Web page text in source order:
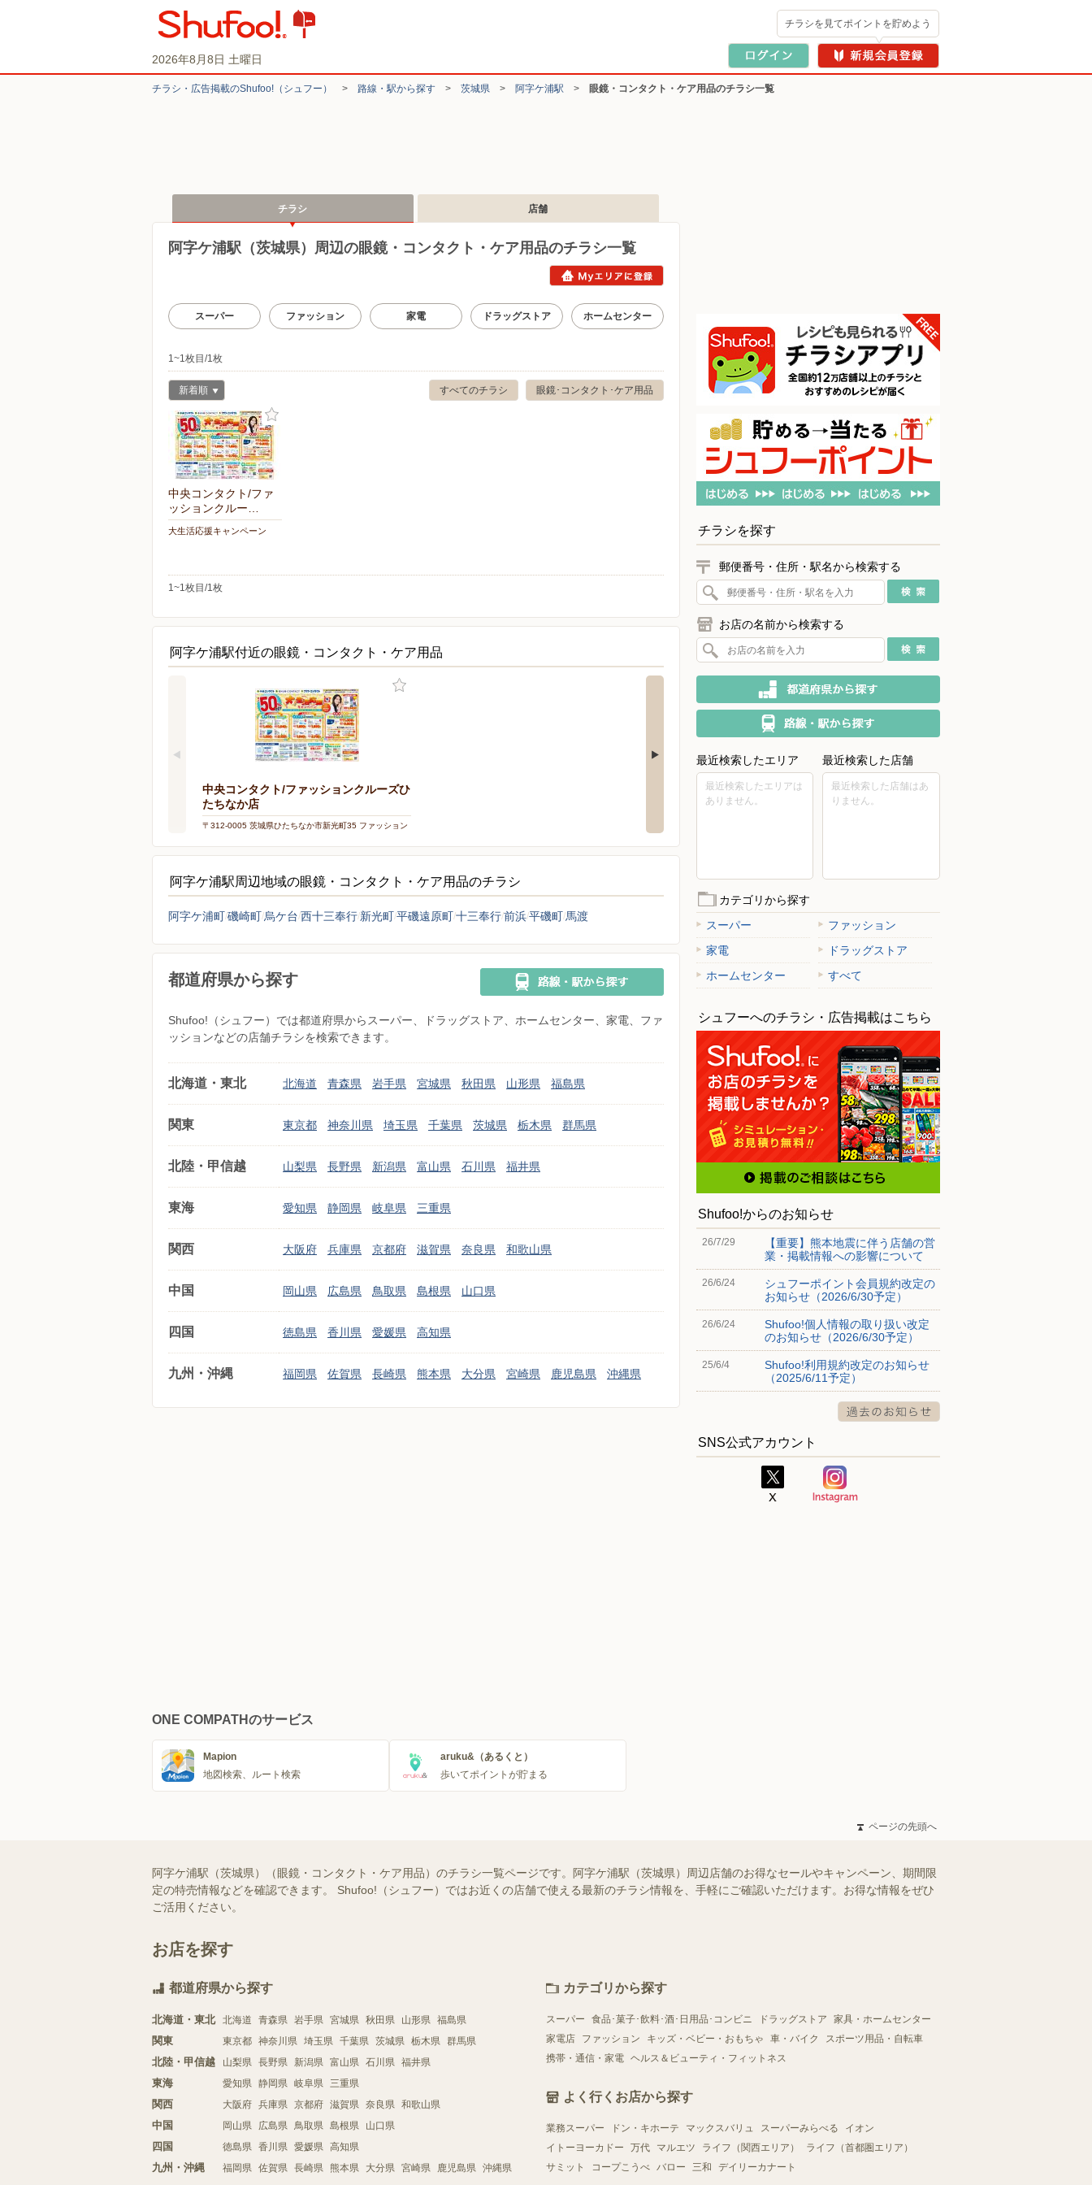
2026年8月8日 土曜日
チラシを見てポイントを貯めよう
チラシ・​広告掲載の​Shufoo!​（シュフー） > 路線・駅から探す > 茨城県 > 阿字ケ浦駅 > 眼鏡・コンタクト・ケア用品のチラシ一覧
チラシ 店舗
阿字ケ浦駅（茨城県）周辺の眼鏡・コンタクト・ケア用品のチラシ一覧
スーパー ファッション 家電 ドラッグストア ホームセンター
1~1枚目/1枚
眼鏡･コンタクト･ケア用品
すべてのチラシ
新着順
中央コンタクト/ファ
ッションクルー…
大生活応援キャンペーン
1~1枚目/1枚
阿字ケ浦駅付近の眼鏡・コンタクト・ケア用品
中央コンタクト/ファッションクルーズひ
たちなか店
〒312-0005 茨城県ひたちなか市新光町35 ファッション
阿字ケ浦駅周辺地域の眼鏡・コンタクト・ケア用品のチラシ
阿字ケ浦町磯崎町 烏ケ台 西十三奉行 新光町平磯遠原町十三奉行前浜平磯町 馬渡
都道府県から探す
Shufoo!（シュフー）では都道府県からスーパー、ドラッグストア、ホームセンター、家電、ファ
ッションなどの店舗チラシを検索できます。
北海道・東北 北海道 青森県 岩手県 宮城県 秋田県 山形県 福島県
関東 東京都 神奈川県 埼玉県 千葉県 茨城県 栃木県 群馬県
北陸・甲信越 山梨県 長野県 新潟県 富山県 石川県 福井県
東海 愛知県 静岡県 岐阜県 三重県
関西 大阪府 兵庫県 京都府 滋賀県 奈良県 和歌山県
中国 岡山県 広島県 鳥取県 島根県 山口県
四国 徳島県 香川県 愛媛県 高知県
九州・沖縄 福岡県 佐賀県 長崎県 熊本県 大分県 宮崎県 鹿児島県 沖縄県
チラシを探す
郵便番号・住所・駅名から検索する
お店の名前から検索する
最近検索したエリア
最近検索したエリアは
ありません。
最近検索した店舗
最近検索した店舗はあ
りません。
カテゴリから探す
スーパー
ファッション
家電
ドラッグストア
ホームセンター
すべて
シュフーへのチラシ・広告掲載はこちら
Shufoo!からのお知らせ
26/7/29
【重要】熊本地震に伴う店舗の営
業・掲載情報への影響について
26/6/24
シュフーポイント会員規約改定の
お知らせ（2026/6/30予定）
26/6/24
Shufoo!個人情報の取り扱い改定
のお知らせ（2026/6/30予定）
25/6/4
Shufoo!利用規約改定のお知らせ
（2025/6/11予定）
SNS公式アカウント
ONE COMPATHのサービス
Mapion
地図検索、ルート検索
aruku&（あるくと）
歩いてポイントが貯まる
ページの先頭へ
阿字ケ浦駅（茨城県）（眼鏡・コンタクト・ケア用品）のチラシ一覧ページです。阿字ケ浦駅（茨城県）周辺店舗のお得なセールやキャンペーン、期間限
定の特売情報などを確認できます。 Shufoo!（シュフー）ではお近くの店舗で使える最新のチラシ情報を、手軽にご確認いただけます。お得な情報をぜひ
ご活用ください。
お店を探す
都道府県から探す
北海道・東北 北海道 青森県 岩手県 宮城県 秋田県 山形県 福島県
関東 東京都 神奈川県 埼玉県 千葉県 茨城県 栃木県 群馬県
北陸・甲信越 山梨県 長野県 新潟県 富山県 石川県 福井県
東海 愛知県 静岡県 岐阜県 三重県
関西 大阪府 兵庫県 京都府 滋賀県 奈良県 和歌山県
中国 岡山県 広島県 鳥取県 島根県 山口県
四国 徳島県 香川県 愛媛県 高知県
九州・沖縄 福岡県 佐賀県 長崎県 熊本県 大分県 宮崎県 鹿児島県 沖縄県
カテゴリから探す
スーパー 食品･菓子･飲料･酒･日用品･コンビニ ドラッグストア
家具・ホームセンター
家電店
ファッション キッズ・ベビー・おもちゃ 車・バイク
スポーツ用品・自転車
携帯・通信・家電 ヘルス＆ビューティ・フィットネス
よく行くお店から探す
業務スーパー ドン・キホーテ マックスバリュ スーパーみらべる
イオン
イトーヨーカドー
万代 マルエツ ライフ（関西エリア）
ライフ（首都圏エリア）
サミット
コープこうべ バロー 三和 デイリーカナート